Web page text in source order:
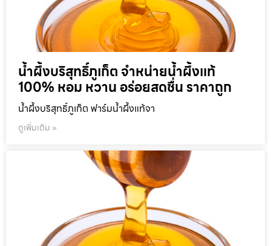
น้ำผึ้งบริสุทธิ์ภูเก็ต จำหน่ายน้ำผึ้งแท้
100% หอม หวาน อร่อยสดชื่น ราคาถูก
น้ำผึ้งบริสุทธิ์ภูเก็ต ฟาร์มน้ำผึ้งแท้จา
ดูเพิ่มเติม »